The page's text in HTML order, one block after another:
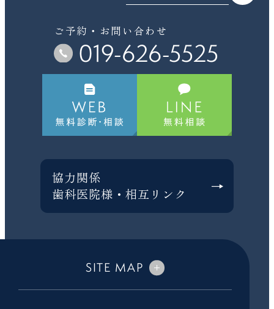
ご予約・お問い合わせ
019-626-5525
協力関係
歯科医院様・相互リンク
SITE MAP